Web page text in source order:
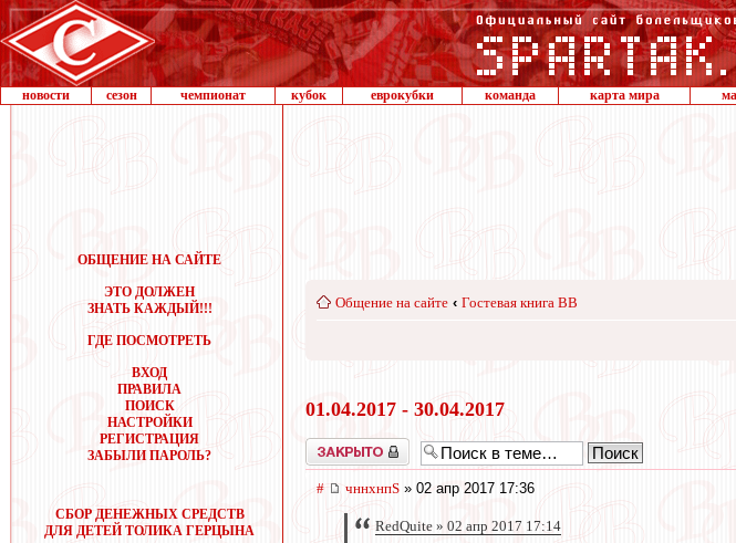
новости сезон чемпионат кубок еврокубки команда карта мира
ОБЩЕНИЕ НА САЙТЕ
ЭТО ДОЛЖЕН
ЗНАТЬ КАЖДЫЙ!!!
ГДЕ ПОСМОТРЕТЬ
ВХОД
ПРАВИЛА
ПОИСК
НАСТРОЙКИ
РЕГИСТРАЦИЯ
ЗАБЫЛИ ПАРОЛЬ?
СБОР ДЕНЕЖНЫХ СРЕДСТВ
ДЛЯ ДЕТЕЙ ТОЛИКА ГЕРЦЫНА
Общение на сайте ‹ Гостевая книга ВВ
01.04.2017 - 30.04.2017
Закрыто
# чннхнпS » 02 апр 2017 17:36
RedQuite » 02 апр 2017 17:14